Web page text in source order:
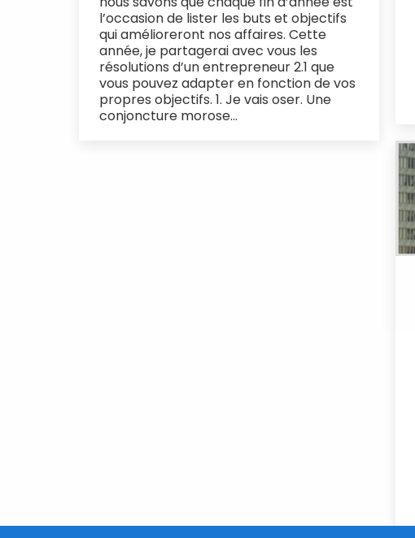
l’occasion de lister les buts et objectifs
qui amélioreront nos affaires. Cette
année, je partagerai avec vous les
résolutions d’un entrepreneur 2.1 que
vous pouvez adapter en fonction de vos
propres objectifs. 1. Je vais oser. Une
conjoncture morose…